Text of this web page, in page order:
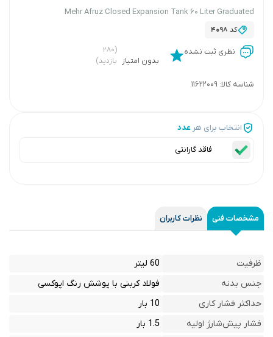
Mehr Afruz Closed Expansion Tank 60 Liter Graduated
کد 4098
نظری ثبت نشده
بدون امتیاز
(۲۸۰
بازدید)
شناسه کالا: 11622009
انتخاب برای هر عدد
فاقد گارانتی
مشخصات فنی نظرات کاربران
ظرفیت
60 لیتر
جنس بدنه
فولاد کربنی با پوشش رنگ اپوکسی
حداکثر فشار کاری
10 بار
فشار پیش‌شارژ اولیه
1.5 بار